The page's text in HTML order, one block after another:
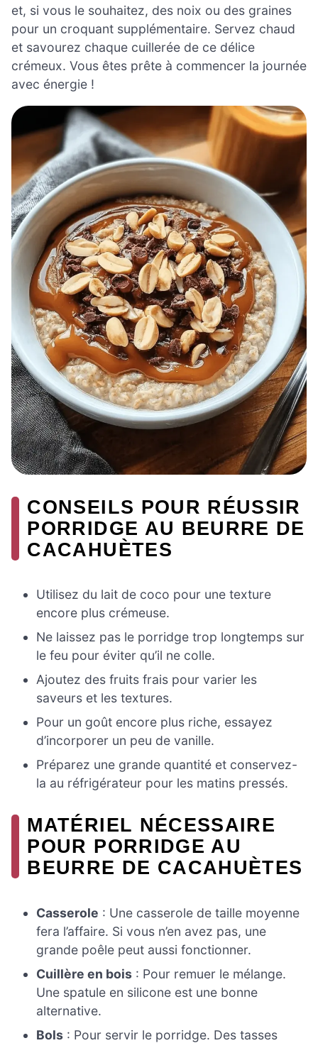
et, si vous le souhaitez, des noix ou des graines
pour un croquant supplémentaire. Servez chaud
et savourez chaque cuillerée de ce délice
crémeux. Vous êtes prête à commencer la journée
avec énergie !
CONSEILS POUR RÉUSSIR
PORRIDGE AU BEURRE DE
CACAHUÈTES
Utilisez du lait de coco pour une texture
encore plus crémeuse.
Ne laissez pas le porridge trop longtemps sur
le feu pour éviter qu’il ne colle.
Ajoutez des fruits frais pour varier les
saveurs et les textures.
Pour un goût encore plus riche, essayez
d’incorporer un peu de vanille.
Préparez une grande quantité et conservez-
la au réfrigérateur pour les matins pressés.
MATÉRIEL NÉCESSAIRE
POUR PORRIDGE AU
BEURRE DE CACAHUÈTES
Casserole : Une casserole de taille moyenne
fera l’affaire. Si vous n’en avez pas, une
grande poêle peut aussi fonctionner.
Cuillère en bois : Pour remuer le mélange.
Une spatule en silicone est une bonne
alternative.
Bols : Pour servir le porridge. Des tasses